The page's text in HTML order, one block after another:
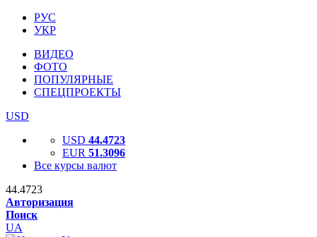
РУС
УКР
ВИДЕО
ФОТО
ПОПУЛЯРНЫЕ
СПЕЦПРОЕКТЫ
USD
USD 44.4723
EUR 51.3096
Все курсы валют
44.4723
Авторизация
Поиск
UA